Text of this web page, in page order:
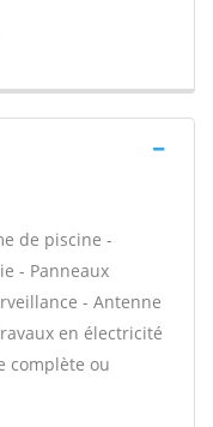
de piscine -
- Panneaux
- Antenne
en électricité
complète ou